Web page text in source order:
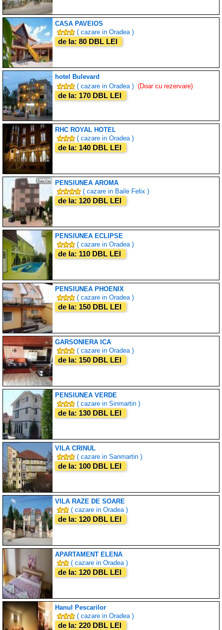
CASA PAVEIOS
( cazare in Oradea )
de la: 80 DBL LEI
hotel Bulevard
( cazare in Oradea ) (Doar cu rezervare)
de la: 170 DBL LEI
RHC ROYAL HOTEL
( cazare in Oradea )
de la: 140 DBL LEI
PENSIUNEA AROMA
( cazare in Baile Felix )
de la: 120 DBL LEI
PENSIUNEA ECLIPSE
( cazare in Oradea )
de la: 110 DBL LEI
PENSIUNEA PHOENIX
( cazare in Oradea )
de la: 150 DBL LEI
GARSONIERA ICA
( cazare in Oradea )
de la: 150 DBL LEI
PENSIUNEA VERDE
( cazare in Sinmartin )
de la: 130 DBL LEI
VILA CRINUL
( cazare in Sanmartin )
de la: 100 DBL LEI
VILA RAZE DE SOARE
( cazare in Oradea )
de la: 120 DBL LEI
APARTAMENT ELENA
( cazare in Oradea )
de la: 120 DBL LEI
Hanul Pescarilor
( cazare in Oradea )
de la: 220 DBL LEI